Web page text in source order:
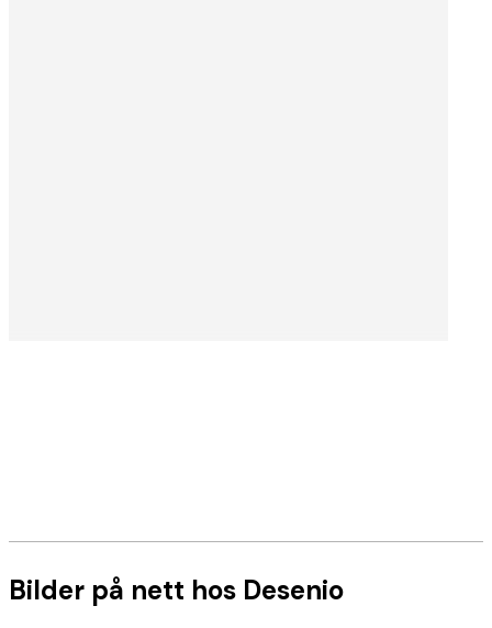
Stockholm Atelier
LES MER
Bilder på nett hos Desenio